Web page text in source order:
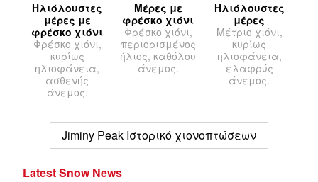
Ηλιόλουστες
μέρες με
φρέσκο χιόνι
Φρέσκο χιόνι,
κυρίως
ηλιοφάνεια,
ασθενής
άνεμος.
Μέρες με
φρέσκο χιόνι
Φρέσκο χιόνι,
περιορισμένος
ήλιος, καθόλου
άνεμος.
Ηλιόλουστες
μέρες
Μέτριο χιόνι,
κυρίως
ηλιοφάνεια,
ελαφρύς
άνεμος.
Jiminy Peak Ιστορικό χιονοπτώσεων